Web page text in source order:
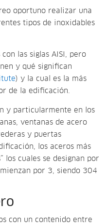
oportuno realizar una
tipos de inoxidables
las siglas AISI, pero
y qué significan
) y la cual es la más
de la edificación.
y particularmente en los
ventanas de acero
y puertas
los aceros más
los cuales se designan por
por 3, siendo 304
con un contenido entre